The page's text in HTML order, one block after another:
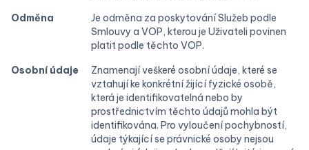
Odměna
Je odměna za poskytování Služeb podle
Smlouvy a VOP, kterou je Uživateli povinen
platit podle těchto VOP.
Osobní údaje
Znamenají veškeré osobní údaje, které se
vztahují ke konkrétní žijící fyzické osobě,
která je identifikovatelná nebo by
prostřednictvím těchto údajů mohla být
identifikována. Pro vyloučení pochybností,
údaje týkající se právnické osoby nejsou